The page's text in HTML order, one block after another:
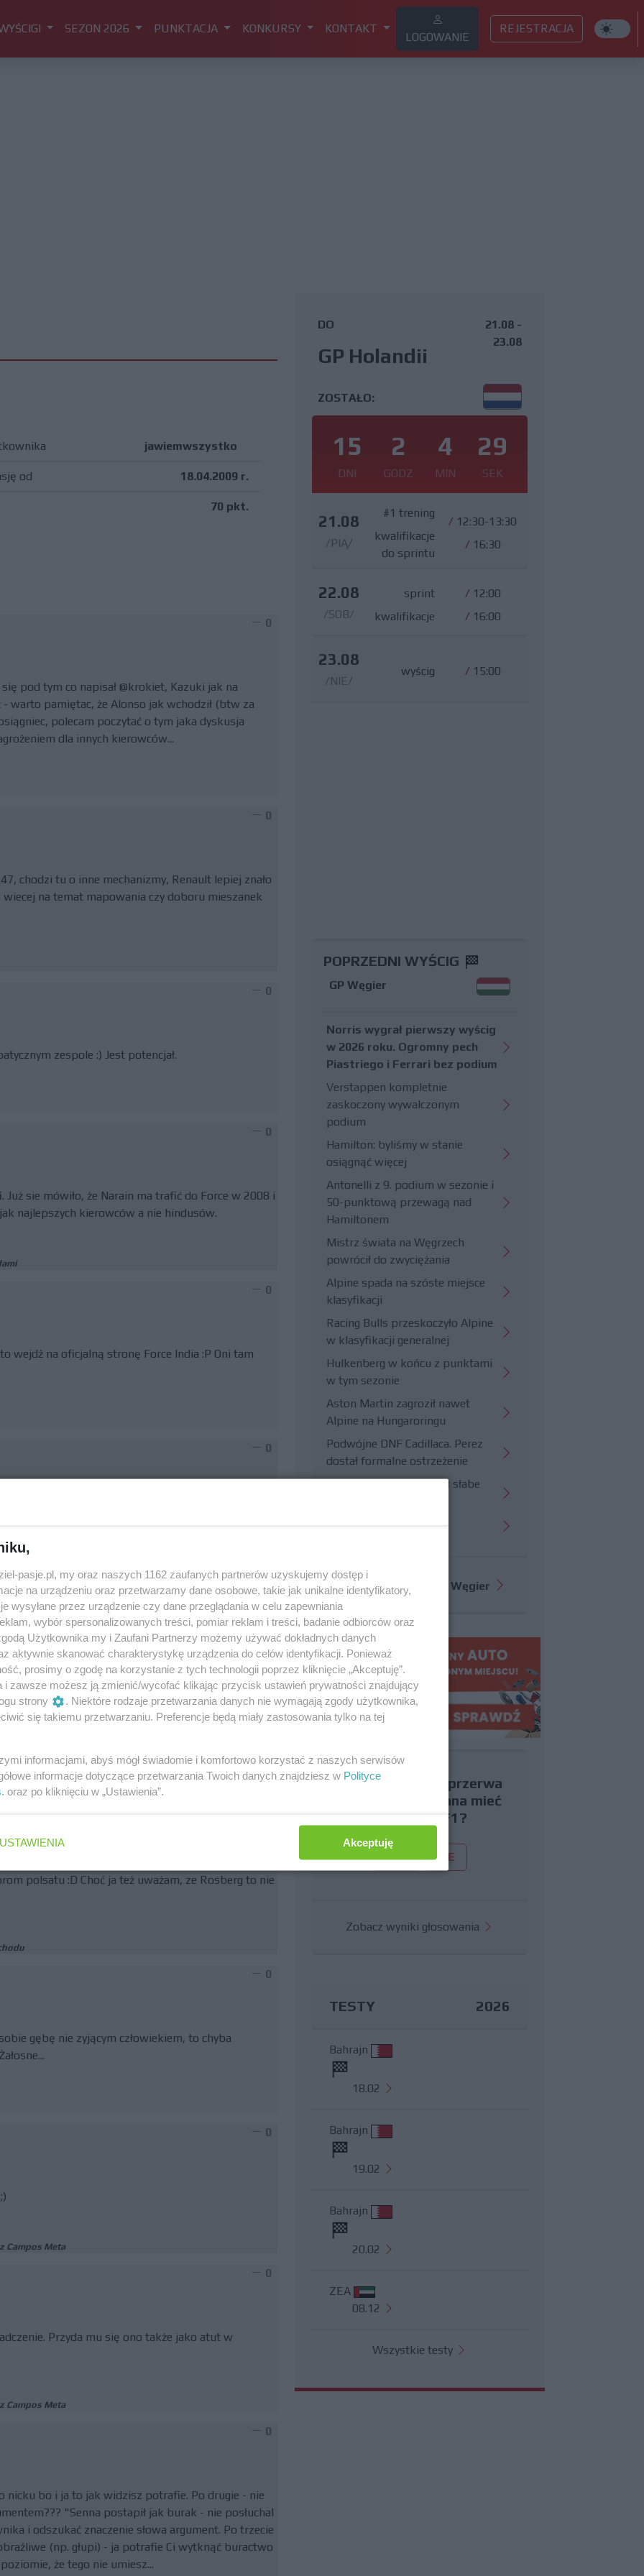
SEZON 2026 PUNKTACJA KONKURSY KONTAKT
LOGOWANIE
REJESTRACJA
jawiemwszystko
od 18.04.2009 r.
70 pkt.
0
pod tym co napisał @krokiet, Kazuki jak na
- warto pamiętac, że Alonso jak wchodził (btw za
polecam poczytać o tym jaka dyskusja
dla innych kierowców...
0
chodzi tu o inne mechanizmy, Renault lepiej znało
na temat mapowania czy doboru mieszanek
0
zespole :) Jest potencjał.
0
sie mówiło, że Narain ma trafić do Force w 2008 i
najlepszych kierowców a nie hindusów.
0
wejdź na oficjalną stronę Force India :P Oni tam
0
w dazeniu do osiągnięcia celu, zjednała im także
zespołem :)
0
wygral Hamilton jedynym kierowcą zdolnym do
zawodnik (oczywiście gorszy od Hamiltona ;p), że
rozsądna wypowiedź. Śą dwie tezy skad wszyscy
są inzynierami tegoteamu, albo byli u
polsatu :D Choć ja też uważam, ze Rosberg to nie
0
gębę nie zyjącym człowiekiem, to chyba
0
Campos Meta
0
Przyda mu się ono także jako atut w
Campos Meta
0
nicku bo i ja to jak widzisz potrafie. Po drugie - nie
"Senna postapił jak burak - nie posłuchal
i odszukać znaczenie słowa argument. Po trzecie
(np. głupi) - ja potrafie Ci wytknąć buractwo
że tego nie umiesz...
DO
GP Holandii
21.08 -
23.08
ZOSTAŁO:
15
DNI
2
GODZ
4
MIN
28
SEK
21.08
/PIĄ/
#1 trening
kwalifikacje
do sprintu
/ 12:30-13:30
/ 16:30
22.08
/SOB/
sprint
kwalifikacje
/ 12:00
/ 16:00
23.08
/NIE/
wyścig / 15:00
POPRZEDNI WYŚCIG
GP Węgier
Norris wygrał pierwszy wyścig
w 2026 roku. Ogromny pech
Piastriego i Ferrari bez podium
Verstappen kompletnie
zaskoczony wywalczonym
podium
Hamilton: byliśmy w stanie
osiągnąć więcej
Antonelli z 9. podium w sezonie i
50-punktową przewagą nad
Hamiltonem
Mistrz świata na Węgrzech
powrócił do zwyciężania
Alpine spada na szóste miejsce
klasyfikacji
Racing Bulls przeskoczyło Alpine
w klasyfikacji generalnej
Hulkenberg w końcu z punktami
w tym sezonie
Aston Martin zagroził nawet
Alpine na Hungaroringu
Podwójne DNF Cadillaca. Perez
dostał formalne ostrzeżenie
Hungaroring potwierdził słabe
Więcej informacji o GP Węgier
Czy uważasz, że przerwa
wakacyjna powinna mieć
miejsce w F1?
TAK NIE
Zobacz wyniki głosowania
TESTY 2026
Bahrajn
18.02
Bahrajn
19.02
Bahrajn
20.02
ZEA
08.12
Wszystkie testy
pasje.pl, my oraz naszych 1162 zaufanych partnerów uzyskujemy dostęp i
na urządzeniu oraz przetwarzamy dane osobowe, takie jak unikalne identyfikatory,
wysyłane przez urządzenie czy dane przeglądania w celu zapewniania
wybór spersonalizowanych treści, pomiar reklam i treści, badanie odbiorców oraz
Użytkownika my i Zaufani Partnerzy możemy używać dokładnych danych
aktywnie skanować charakterystykę urządzenia do celów identyfikacji. Ponieważ
prosimy o zgodę na korzystanie z tych technologii poprzez kliknięcie „Akceptuję”.
i zawsze możesz ją zmienić/wycofać klikając przycisk ustawień prywatności znajdujący
strony
. Niektóre rodzaje przetwarzania danych nie wymagają zgody użytkownika,
się takiemu przetwarzaniu. Preferencje będą miały zastosowania tylko na tej
informacjami, abyś mógł świadomie i komfortowo korzystać z naszych serwisów
informacje dotyczące przetwarzania Twoich danych znajdziesz w Polityce
. oraz po kliknięciu w „Ustawienia”.
USTAWIENIA Akceptuję